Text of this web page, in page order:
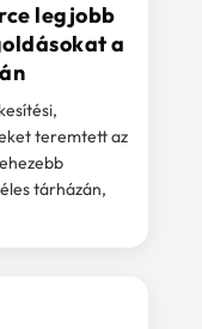
legjobb
a
teremtett az
tárházán,